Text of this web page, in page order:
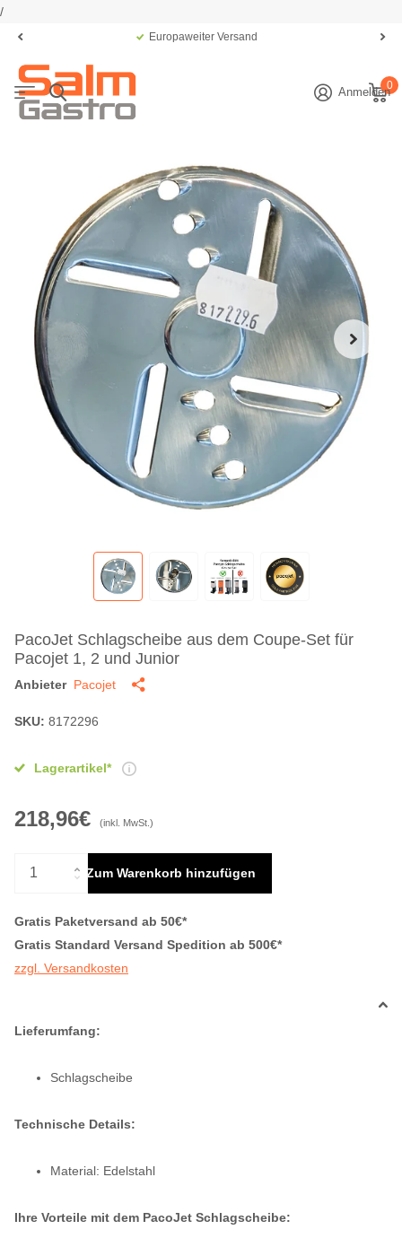
/
Europaweiter Versand
Anmelden0
PacoJet Schlagscheibe aus dem Coupe-Set für
Pacojet 1, 2 und Junior
Anbieter Pacojet
SKU: 8172296
Lagerartikel*
218,96€ (inkl. MwSt.)
Zum Warenkorb hinzufügen
Gratis Paketversand ab 50€*
Gratis Standard Versand Spedition ab 500€*
zzgl. Versandkosten
Lieferumfang:
Schlagscheibe
Technische Details:
Material: Edelstahl
Ihre Vorteile mit dem PacoJet Schlagscheibe: